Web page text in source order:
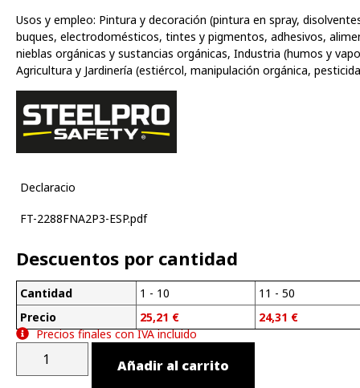
Usos y empleo: Pintura y decoración (pintura en spray,
buques, electrodomésticos, tintes y pigmentos, adhesivos,
nieblas orgánicas y sustancias orgánicas, Industria (humos y
Agricultura y Jardinería (estiércol, manipulación orgánica,
Declaracio
FT-2288FNA2P3-ESP.pdf
Descuentos por cantidad
Cantidad
Precio
1 - 10
25,21 €
11 - 50
24,31 €
Precios finales con IVA incluido
Añadir al carrito